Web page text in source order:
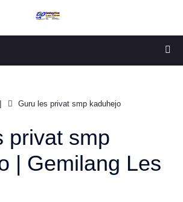
Guru les privat smp kaduhejo
privat smp
| Gemilang Les